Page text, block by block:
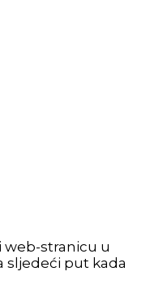
web-stranicu u
put kada